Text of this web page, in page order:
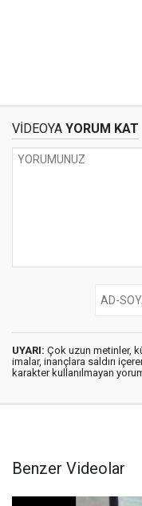
VİDEOYA YORUM KAT
UYARI: Çok uzun metinler,
imalar, inançlara saldırı
karakter kullanılmayan
Benzer Videolar